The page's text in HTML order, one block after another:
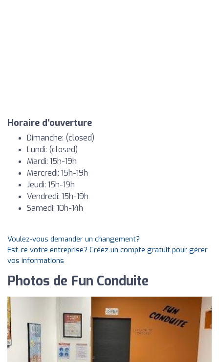
Horaire d'ouverture
Dimanche: (closed)
Lundi: (closed)
Mardi: 15h-19h
Mercredi: 15h-19h
Jeudi: 15h-19h
Vendredi: 15h-19h
Samedi: 10h-14h
Voulez-vous demander un changement?
Est-ce votre entreprise? Créez un compte gratuit pour gérer
vos informations
Photos de Fun Conduite